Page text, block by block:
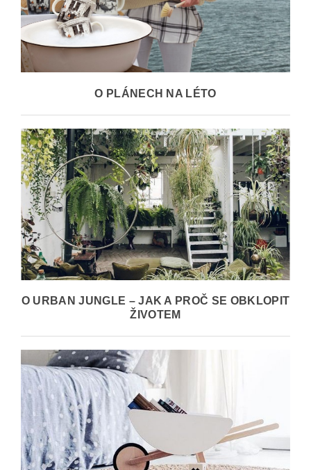
O PLÁNECH NA LÉTO
O URBAN JUNGLE – JAK A PROČ SE OBKLOPIT
ŽIVOTEM